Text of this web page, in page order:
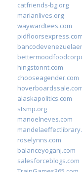
catfriends-bg.org
marianlives.org
waywardtees.com
pidfloorsexpress.com
hingstonnt.com
chooseagender.com
alaskapolitics.com
stsmp.org
manoelneves.com
roselynns.com
balanceyoganj.com
salesforceblogs.com